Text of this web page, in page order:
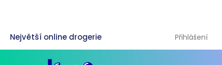
Přihlášení